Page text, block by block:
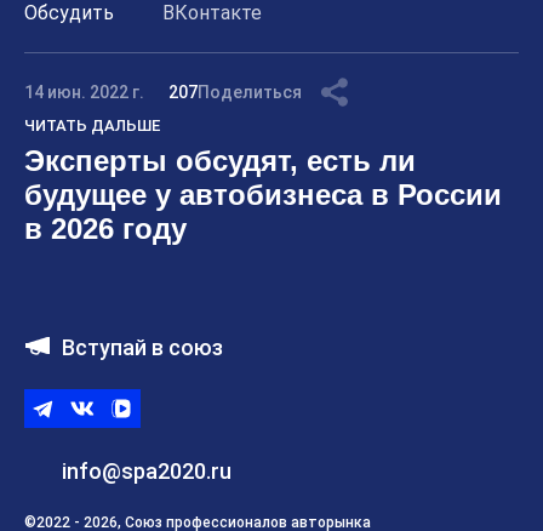
Обсудить ВКонтакте
14 июн. 2022 г. 207Поделиться
ЧИТАТЬ ДАЛЬШЕ
Эксперты обсудят, есть ли
будущее у автобизнеса в России
в 2026 году
Вступай в союз
info@spa2020.ru
TelegramВКонтакте
ВК
©2022 - 2026, Союз профессионалов авторынка